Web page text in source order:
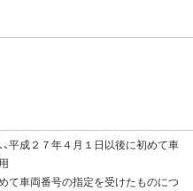
平成２７年４月１日以後に初めて車
て車両番号の指定を受けたものにつ